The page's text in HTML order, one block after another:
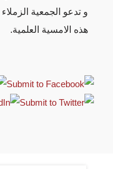
و تدعو الجمعية
هذه الامسية العلمية.